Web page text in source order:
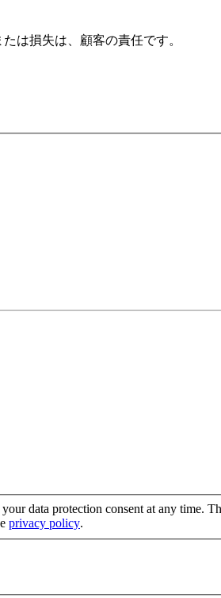
は損失は、顧客の責任です。
data protection consent at any time.
privacy policy.